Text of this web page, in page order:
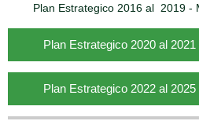
Plan Estrategico 2016 al 2019 -
Plan Estrategico 2020 al 2021
Plan Estrategico 2022 al